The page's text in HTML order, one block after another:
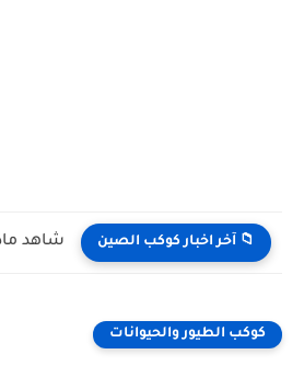
📁 آخر اخبار كوكب الصين
كوكب الطيور والحيوانات